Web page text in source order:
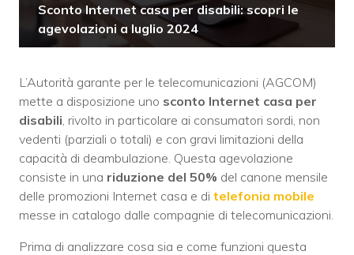
Sconto Internet casa per disabili: scopri le
agevolazioni a luglio 2024
L’Autorità garante per le telecomunicazioni (AGCOM)
mette a disposizione uno sconto Internet casa per
disabili , rivolto in particolare ai consumatori sordi, non
vedenti (parziali o totali) e con gravi limitazioni della
capacità di deambulazione. Questa agevolazione
consiste in una riduzione del 50% del canone mensile
delle promozioni Internet casa e di telefonia mobile
messe in catalogo dalle compagnie di telecomunicazioni.
Prima di analizzare cosa sia e come funzioni questa